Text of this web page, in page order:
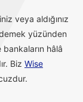
veya aldığınız
yüzünden
hâlâ
Biz Wise